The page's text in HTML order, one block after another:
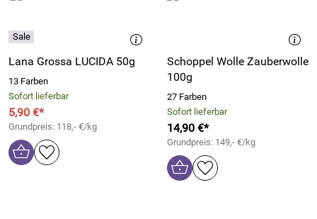
Lana Grossa LUCIDA 50g
13 Farben
Sofort lieferbar
5,90 €*
Grundpreis: 118,- €/kg
Schoppel Wolle Zauberwolle
100g
27 Farben
Sofort lieferbar
14,90 €*
Grundpreis: 149,- €/kg